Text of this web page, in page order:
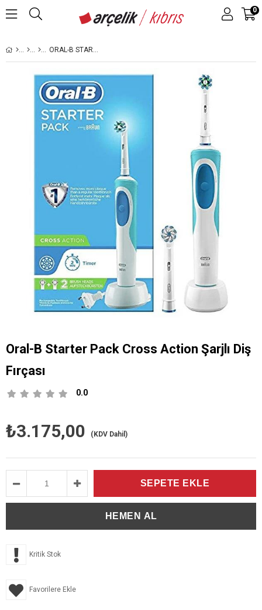
0
ORAL-B STARTER PACK CROSS ACTION ŞARJLI DIŞ FIRÇASI
Oral-B Starter Pack Cross Action Şarjlı Diş
Fırçası
0.0
₺3.175,00 (KDV Dahil)
Kritik Stok
Favorilere Ekle